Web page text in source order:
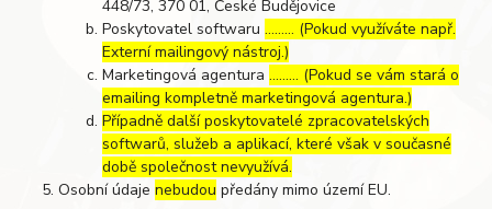
448/73, 370 01, České Budějovice
Poskytovatel softwaru……… (Pokud využíváte např.
Externí mailingový nástroj.)
Marketingová agentura……… (Pokud se vám stará o
emailing kompletně marketingová agentura.)
Případně další poskytovatelé zpracovatelských
softwarů, služeb a aplikací, které však v současné
době společnost nevyužívá.
Osobní údajenebudou předány mimo území EU.